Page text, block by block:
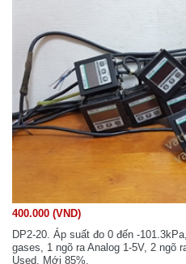
400.000 (VND)
DP2-20. Áp suất đo 0 đến -
gases, 1 ngõ ra Analog 1-5V, 2 ngõ
Used, Mới 85%.